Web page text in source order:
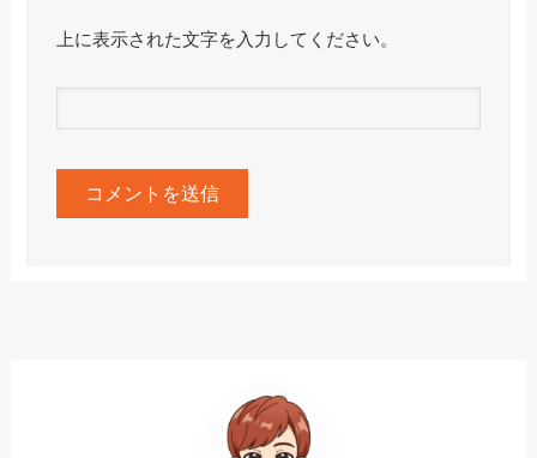
上に表示された文字を入力してください。